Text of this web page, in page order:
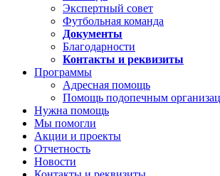
Экспертный совет
Футбольная команда
Документы
Благодарности
Контакты и реквизиты
Программы
Адресная помощь
Помощь подопечным
Нужна помощь
Мы помогли
Акции и проекты
Отчетность
Новости